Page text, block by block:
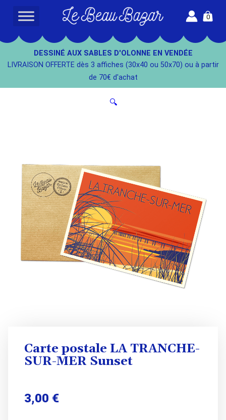
L
e
B
e
a
u
B
-
0
DESSINÉ AUX SABLES D'OLONNE EN VENDÉE
LIVRAISON OFFERTE dès 3 affiches (30x40 ou 50x70) ou à partir
de 70€ d'achat
🔍
Carte postale LA TRANCHE-
SUR-MER Sunset
3,00 €